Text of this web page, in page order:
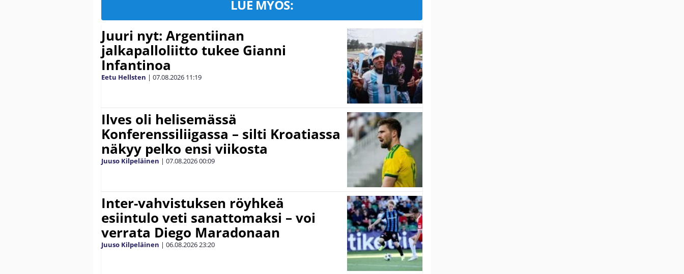
LUE MYÖS:
Juuri nyt: Argentiinan
jalkapalloliitto tukee Gianni
Infantinoa
Eetu Hellsten | 07.08.2026 11:19
Ilves oli helisemässä
Konferenssiliigassa – silti Kroatiassa
näkyy pelko ensi viikosta
Juuso Kilpeläinen | 07.08.202600:09
Inter-vahvistuksen röyhkeä
esiintulo veti sanattomaksi – voi
verrata Diego Maradonaan
Juuso Kilpeläinen | 06.08.202623:20